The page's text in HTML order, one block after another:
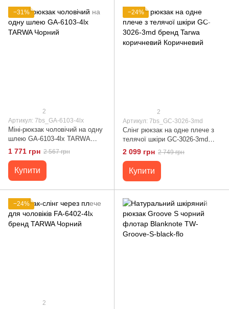
−31%
2
Артикул: 7bs_GA-6103-4lx
Міні-рюкзак чоловічий на одну
шлею GA-6103-4lx TARWA
Чорний
1 771 грн 2 567 грн
Купити
−24%
2
Артикул: 7bs_GC-3026-3md
Слінг рюкзак на одне плече з
телячої шкіри GC-3026-3md
бренд Tarwa коричневий
Коричневий
2 099 грн 2 749 грн
Купити
−24%
2